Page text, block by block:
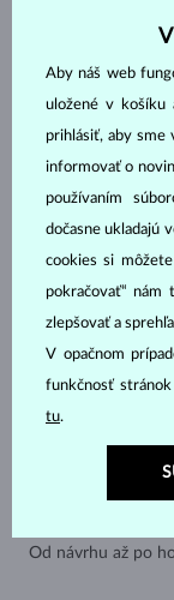
Od návrhu až po
Aby náš web
uložené v košíku
prihlásiť, aby sme
informovať o
používaním
dočasne ukladajú
cookies si
pokračovať“ nám
zlepšovať a
V opačnom
funkčnosť
tu.